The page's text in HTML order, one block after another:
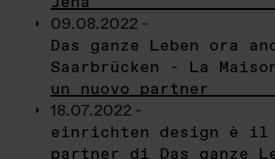
09.08.2022 -
Das ganze Leben ora
Saarbrücken - La
un nuovo partner
18.07.2022 -
einrichten design è il
partner di Das ganze